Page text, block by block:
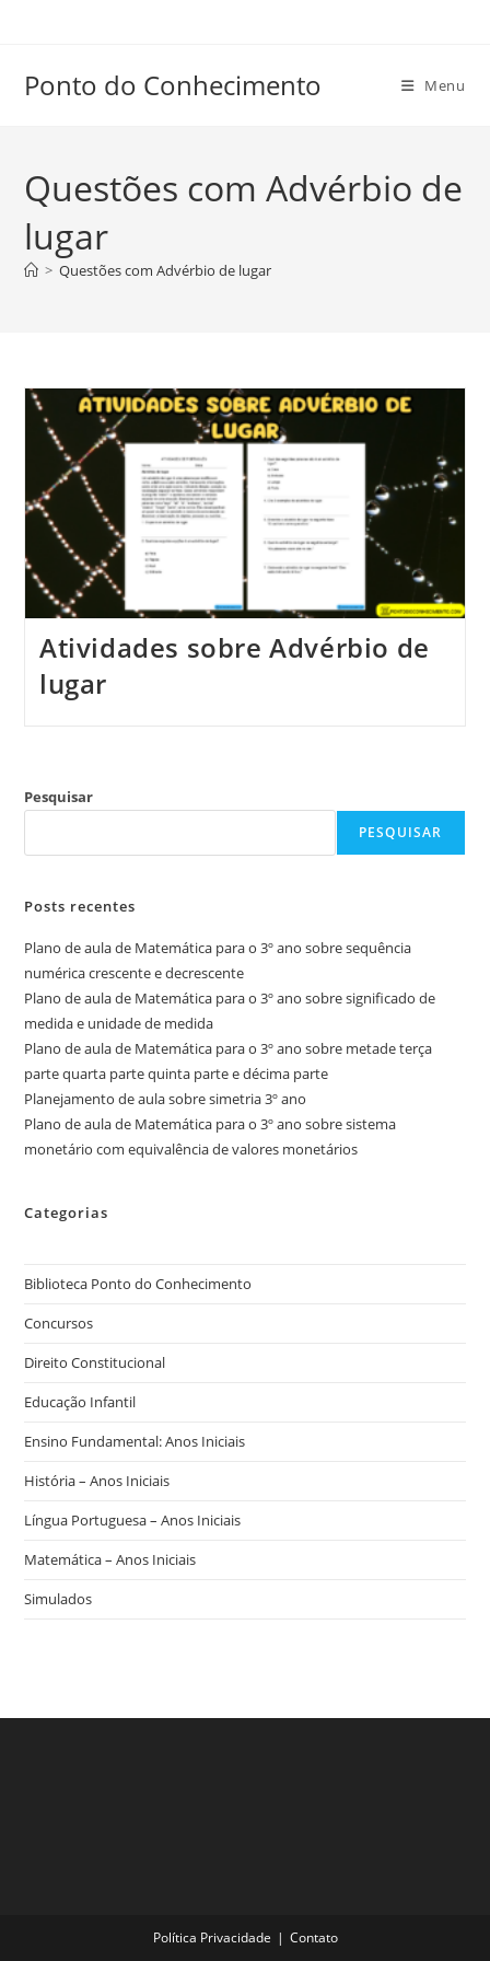
conteúdo
Ponto do Conhecimento Menu
Questões com Advérbio de
lugar
> Questões com Advérbio de lugar
Atividades sobre Advérbio de
lugar
Pesquisar
PESQUISAR
Posts recentes
Plano de aula de Matemática para o 3º ano sobre sequência
numérica crescente e decrescente
Plano de aula de Matemática para o 3º ano sobre significado de
medida e unidade de medida
Plano de aula de Matemática para o 3º ano sobre metade terça
parte quarta parte quinta parte e décima parte
Planejamento de aula sobre simetria 3º ano
Plano de aula de Matemática para o 3º ano sobre sistema
monetário com equivalência de valores monetários
Categorias
Biblioteca Ponto do Conhecimento
Concursos
Direito Constitucional
Educação Infantil
Ensino Fundamental: Anos Iniciais
História – Anos Iniciais
Língua Portuguesa – Anos Iniciais
Matemática – Anos Iniciais
Simulados
Política Privacidade Contato